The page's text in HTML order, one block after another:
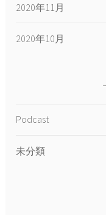
2020年11月
2020年10月
Podcast
未分類